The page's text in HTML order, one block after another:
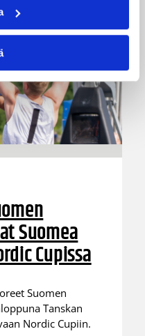
Suomea
Cupissa
Suomen
Tanskan
Nordic Cupiin.